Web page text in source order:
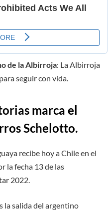
de la Albirroja: La Albirroja
seguir con vida.
marca el
Schelotto.
recibe hoy a Chile en el
la fecha 13 de las
2022.
la salida del argentino